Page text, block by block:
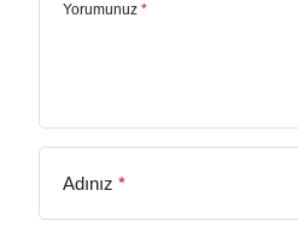
Yorumunuz *
Adınız *